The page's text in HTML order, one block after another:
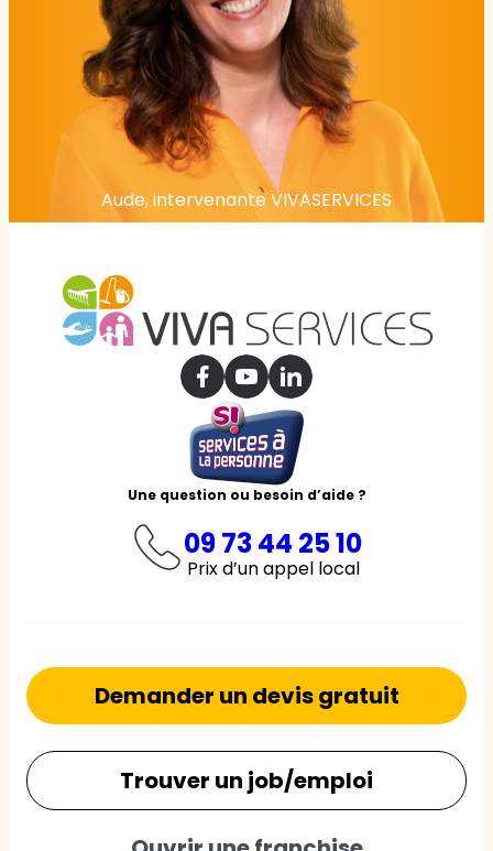
Aude, intervenante VIVASERVICES
Une question ou besoin d’aide ?
09 73 44 25 10
Prix d’un appel local
Demander un devis gratuit
Trouver un job/emploi